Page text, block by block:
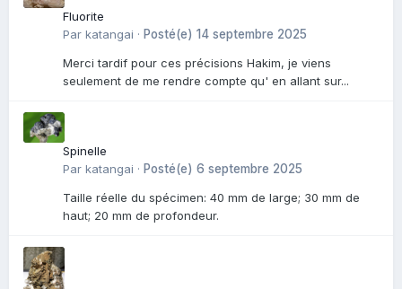
Fluorite
Par katangai · Posté(e) 14 septembre 2025
Merci tardif pour ces précisions Hakim, je viens
seulement de me rendre compte qu' en allant sur...
Spinelle
Par katangai · Posté(e) 6 septembre 2025
Taille réelle du spécimen: 40 mm de large; 30 mm de
haut; 20 mm de profondeur.